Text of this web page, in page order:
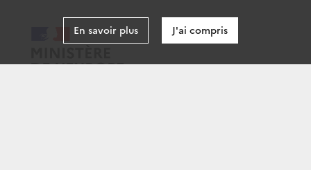
En savoir plus J'ai compris